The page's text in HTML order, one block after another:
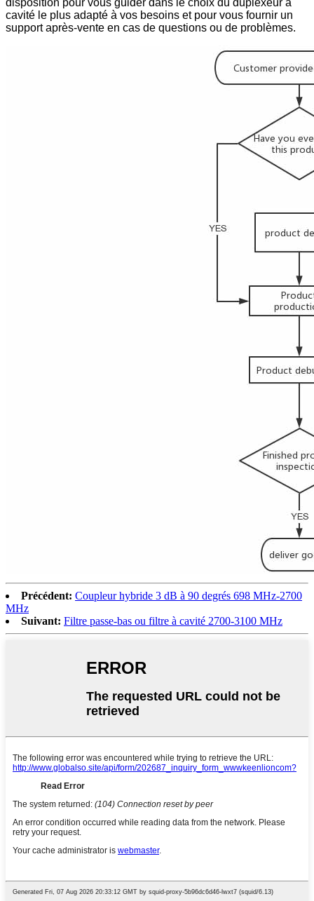
disposition pour vous guider dans le choix du duplexeur à
cavité le plus adapté à vos besoins et pour vous fournir un
support après-vente en cas de questions ou de problèmes.
Précédent: Coupleur hybride 3 dB à 90 degrés 698 MHz-2700
MHz
Suivant: Filtre passe-bas ou filtre à cavité 2700-3100 MHz